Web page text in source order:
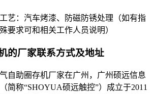
艺：汽车烤漆、防磁防锈处理（如有指
要求可和相关工作人员说明）
的厂家联系方式及地址
自助圈存机厂家在广州，广州硕远信息
简称“SHOYUA硕远触控”）成立于2011